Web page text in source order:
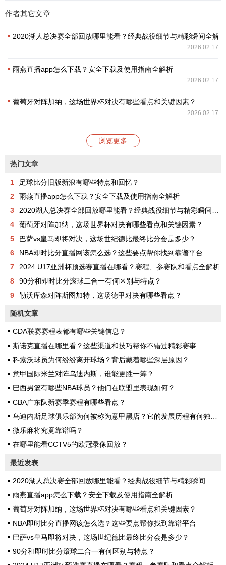
作者其它文章
2020湖人总决赛全部回放哪里能看？经典战役细节与精彩瞬间全解析
2026.02.17
雨燕直播app怎么下载？安全下载及使用指南全解析
2026.02.17
葡萄牙对阵加纳，这场世界杯对决有哪些看点和关键因素？
2026.02.17
浏览更多
热门文章
1
足球比分旧版新浪有哪些特点和回忆？
2
雨燕直播app怎么下载？安全下载及使用指南全解析
3
2020湖人总决赛全部回放哪里能看？经典战役细节与精彩瞬间全解析
4
葡萄牙对阵加纳，这场世界杯对决有哪些看点和关键因素？
5
巴萨vs皇马即将对决，这场世纪德比最终比分会是多少？
6
NBA即时比分直播网该怎么选？这些要点帮你找到靠谱平台
7
2024 U17亚洲杯预选赛直播在哪看？赛程、参赛队和看点全解析
8
90分和即时比分滚球二合一有何区别与特点？
9
勒沃库森对阵斯图加特，这场德甲对决有哪些看点？
随机文章
CDA联赛赛程表都有哪些关键信息？
斯诺克直播在哪里看？这些渠道和技巧帮你不错过精彩赛事
科索沃球员为何纷纷离开球场？背后藏着哪些深层原因？
意甲国际米兰对阵乌迪内斯，谁能更胜一筹？
巴西男篮有哪些NBA球员？他们在联盟里表现如何？
CBA广东队新赛季赛程有哪些看点？
乌迪内斯足球俱乐部为何被称为意甲黑店？它的发展历程有何独特之处？
微乐麻将究竟靠谱吗？
在哪里能看CCTV5的欧冠录像回放？
最近发表
2020湖人总决赛全部回放哪里能看？经典战役细节与精彩瞬间全解析
雨燕直播app怎么下载？安全下载及使用指南全解析
葡萄牙对阵加纳，这场世界杯对决有哪些看点和关键因素？
NBA即时比分直播网该怎么选？这些要点帮你找到靠谱平台
巴萨vs皇马即将对决，这场世纪德比最终比分会是多少？
90分和即时比分滚球二合一有何区别与特点？